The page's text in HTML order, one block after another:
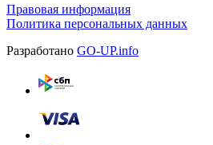
Правовая информация
Политика персональных данных
Разработано GO-UP.info